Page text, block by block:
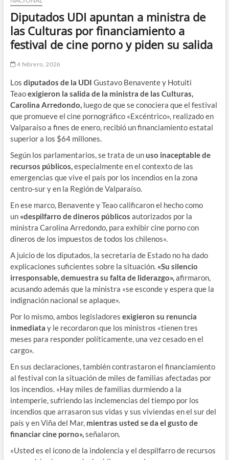
Diputados UDI apuntan a ministra de
las Culturas por financiamiento a
festival de cine porno y piden su salida
4 febrero, 2026
Los diputados de la UDI Gustavo Benavente y Hotuiti
Teaoexigieron la salida de la ministra de las Culturas,
Carolina Arredondo,luego de que se conociera que el festival
que promueve el cine pornográfico «Excéntrico», realizado en
Valparaíso a fines de enero, recibió un financiamiento estatal
superior a los $64 millones.
Según los parlamentarios, se trata de unuso inaceptable de
recursos públicos,especialmente en el contexto de las
emergencias que vive el país por los incendios en la zona
centro-sur y en la Región de Valparaíso.
En ese marco, Benavente y Teao calificaron el hecho como
un «despilfarro de dineros públicos autorizados por la
ministra Carolina Arredondo, para exhibir cine porno con
dineros de los impuestos de todos los chilenos».
A juicio de los diputados, la secretaria de Estado no ha dado
explicaciones suficientes sobre la situación.«Su silencio
irresponsable, demuestra su falta de liderazgo»,afirmaron,
acusando además que la ministra «se esconde y espera que la
indignación nacional se aplaque».
Por lo mismo, ambos legisladores exigieron su renuncia
inmediata y le recordaron que los ministros «tienen tres
meses para responder políticamente, una vez cesado en el
cargo».
En sus declaraciones, también contrastaron el financiamiento
al festival con la situación de miles de familias afectadas por
los incendios. «Hay miles de familias durmiendo a la
intemperie, sufriendo las inclemencias del tiempo por los
incendios que arrasaron sus vidas y sus viviendas en el sur del
país y en Viña del Mar,mientras usted se da el gusto de
financiar cine porno»,señalaron.
«Usted es el icono de la indolencia y el despilfarro de recursos